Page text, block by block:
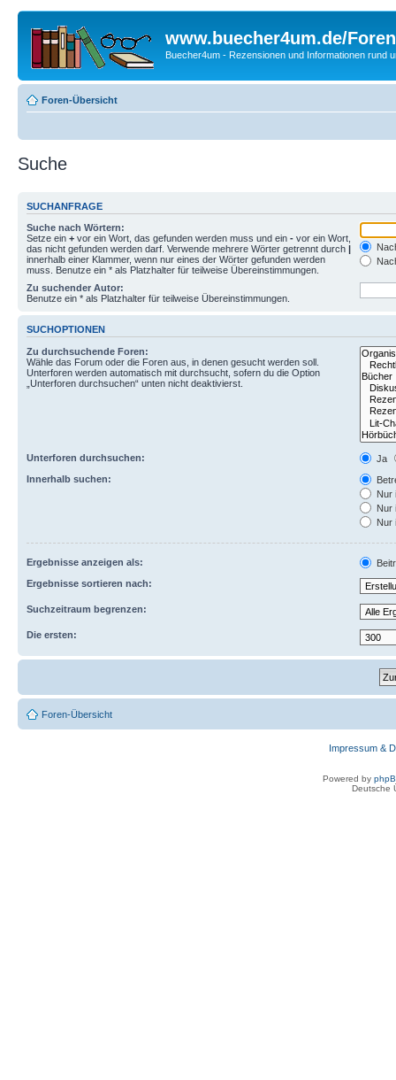
www.buecher4um.de/Foren
Buecher4um - Rezensionen und Informationen rund
Foren-Übersicht
Suche
SUCHANFRAGE
Suche nach Wörtern:
Setze ein + vor ein Wort, das gefunden werden muss und ein - vor ein Wort,
das nicht gefunden werden darf. Verwende mehrere Wörter getrennt durch |
innerhalb einer Klammer, wenn nur eines der Wörter gefunden werden
muss. Benutze ein * als Platzhalter für teilweise Übereinstimmungen.
Zu suchender Autor:
Benutze ein * als Platzhalter für teilweise Übereinstimmungen.
SUCHOPTIONEN
Zu durchsuchende Foren:
Wähle das Forum oder die Foren aus, in denen gesucht werden soll.
Unterforen werden automatisch mit durchsucht, sofern du die Option
„Unterforen durchsuchen“ unten nicht deaktivierst.
Unterforen durchsuchen:
Ja
Innerhalb suchen:
Nur
Nur
Nur
Ergebnisse anzeigen als:
Ergebnisse sortieren nach:
Suchzeitraum begrenzen:
Die ersten:
Foren-Übersicht
Impressum &
Powered by
Deutsche